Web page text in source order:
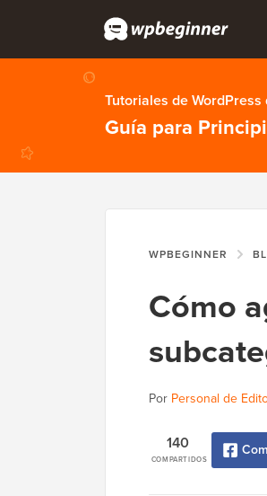
Tutoriales de
Guía para
WPBEGINNER
Cómo
Por Personal de
COMPARTIDOS
140